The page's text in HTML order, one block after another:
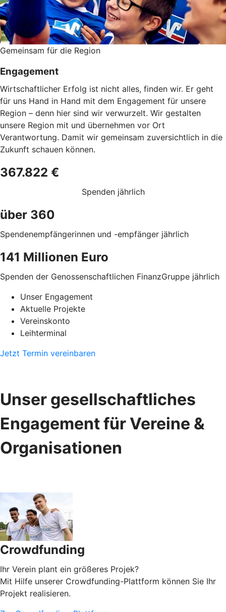
Gemeinsam für die Region
Engagement
Wirtschaftlicher Erfolg ist nicht alles, finden wir. Er geht
für uns Hand in Hand mit dem Engagement für unsere
Region – denn hier sind wir verwurzelt. Wir gestalten
unsere Region mit und übernehmen vor Ort
Verantwortung. Damit wir gemeinsam zuversichtlich in die
Zukunft schauen können.
367.822 €
Spenden jährlich
über 360
Spendenempfängerinnen und -empfänger jährlich
141 Millionen Euro
Spenden der Genossenschaftlichen FinanzGruppe jährlich
Unser Engagement
Aktuelle Projekte
Vereinskonto
Leihterminal
Jetzt Termin vereinbaren
Unser gesellschaftliches
Engagement für Vereine &
Organisationen
Crowdfunding
Ihr Verein plant ein größeres Projek?
Mit Hilfe unserer Crowdfunding-Plattform können Sie Ihr
Projekt realisieren.